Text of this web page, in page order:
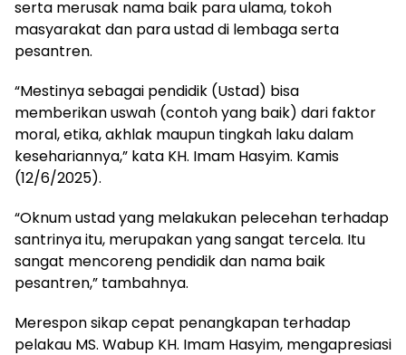
serta merusak nama baik para ulama, tokoh
masyarakat dan para ustad di lembaga serta
pesantren.
“Mestinya sebagai pendidik (Ustad) bisa
memberikan uswah (contoh yang baik) dari faktor
moral, etika, akhlak maupun tingkah laku dalam
kesehariannya,” kata KH. Imam Hasyim. Kamis
(12/6/2025).
“Oknum ustad yang melakukan pelecehan terhadap
santrinya itu, merupakan yang sangat tercela. Itu
sangat mencoreng pendidik dan nama baik
pesantren,” tambahnya.
Merespon sikap cepat penangkapan terhadap
pelakau MS. Wabup KH. Imam Hasyim, mengapresiasi